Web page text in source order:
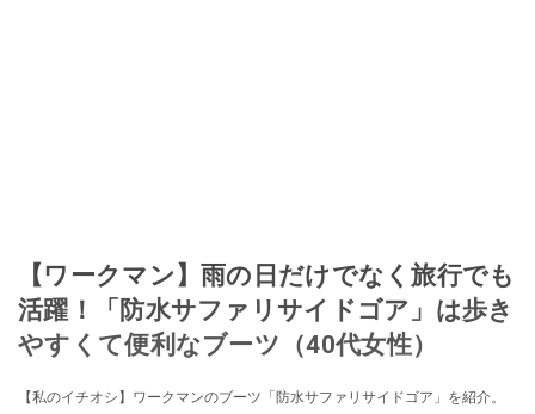
【ワークマン】雨の日だけでなく旅行でも
活躍！「防水サファリサイドゴア」は歩き
やすくて便利なブーツ（40代女性）
【私のイチオシ】ワークマンのブーツ「防水サファリサイドゴア」を紹介。